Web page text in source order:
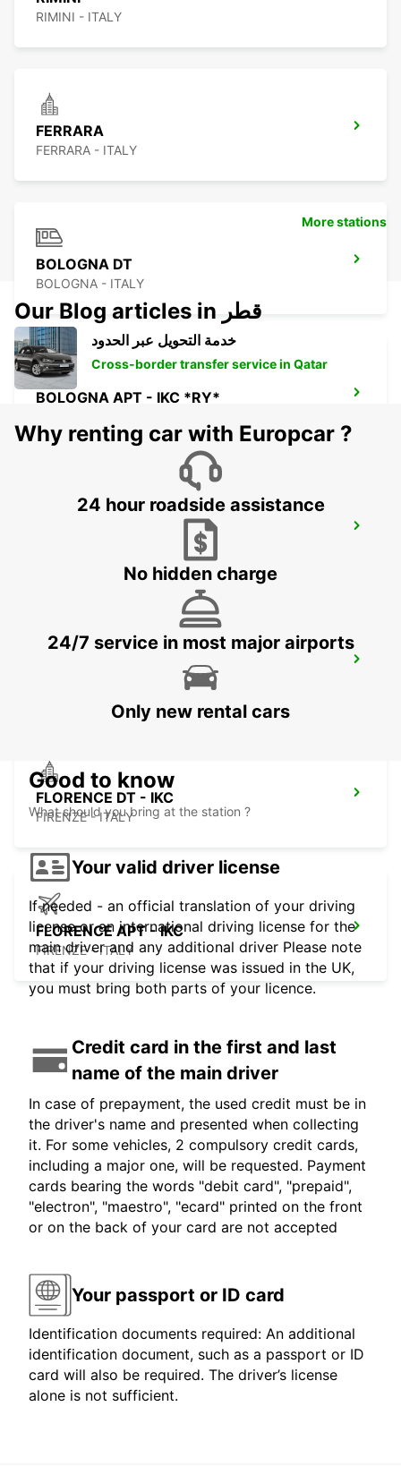
RIMINI - ITALY
FERRARA
FERRARA - ITALY
BOLOGNA DT
BOLOGNA - ITALY
BOLOGNA APT - IKC *RY*
FLORENCE DT - IKC
FIRENZE - ITALY
FLORENCE APT - IKC
FIRENZE - ITALY
More stations
Our Blog articles in قطر
خدمة التحويل عبر الحدود
Cross-border transfer service in Qatar
Why renting car with Europcar ?
24 hour roadside assistance
No hidden charge
24/7 service in most major airports
Only new rental cars
Good to know
What should you bring at the station ?
Your valid driver license
If needed - an official translation of your driving
license or an international driving license for the
main driver and any additional driver Please note
that if your driving license was issued in the UK,
you must bring both parts of your licence.
Credit card in the first and last
name of the main driver
In case of prepayment, the used credit must be in
the driver's name and presented when collecting
it. For some vehicles, 2 compulsory credit cards,
including a major one, will be requested. Payment
cards bearing the words "debit card", "prepaid",
"electron", "maestro", "ecard" printed on the front
or on the back of your card are not accepted
Your passport or ID card
Identification documents required: An additional
identification document, such as a passport or ID
card will also be required. The driver’s license
alone is not sufficient.